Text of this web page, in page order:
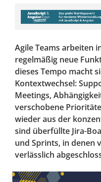
Agile Teams arbeiten
regelmäßig neue
dieses Tempo macht
Kontextwechsel:
Meetings,
verschobene
wieder aus der
sind überfüllte Jira-
und Sprints, in denen
verlässlich